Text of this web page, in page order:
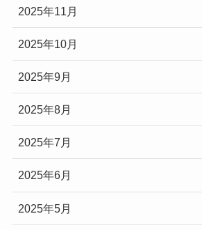
2025年11月
2025年10月
2025年9月
2025年8月
2025年7月
2025年6月
2025年5月